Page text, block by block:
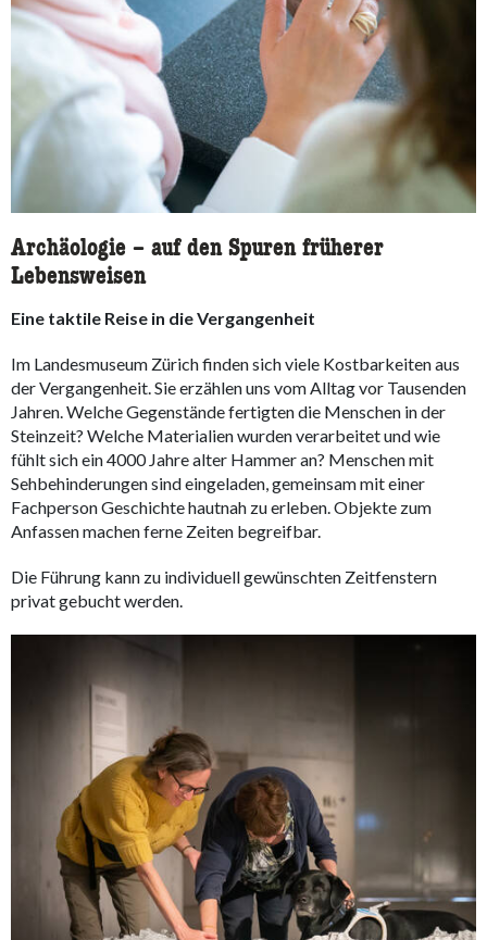
Archäologie – auf den Spuren früherer
Lebensweisen
Eine taktile Reise in die Vergangenheit
Im Landesmuseum Zürich finden sich viele Kostbarkeiten aus
der Vergangenheit. Sie erzählen uns vom Alltag vor Tausenden
Jahren. Welche Gegenstände fertigten die Menschen in der
Steinzeit? Welche Materialien wurden verarbeitet und wie
fühlt sich ein 4000 Jahre alter Hammer an? Menschen mit
Sehbehinderungen sind eingeladen, gemeinsam mit einer
Fachperson Geschichte hautnah zu erleben. Objekte zum
Anfassen machen ferne Zeiten begreifbar.
Die Führung kann zu individuell gewünschten Zeitfenstern
privat gebucht werden.